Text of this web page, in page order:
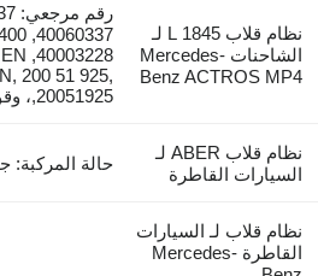
نظام قلاب 1845 L لـ
الشاحنات Mercedes-
Benz ACTROS MP4
EN
200 51 925,
20051925,، وقود: ديزل / مازوت
نظام قلاب ABER لـ
السيارات القاطرة
حالة المركبة:
نظام قلاب لـ السيارات
القاطرة Mercedes-